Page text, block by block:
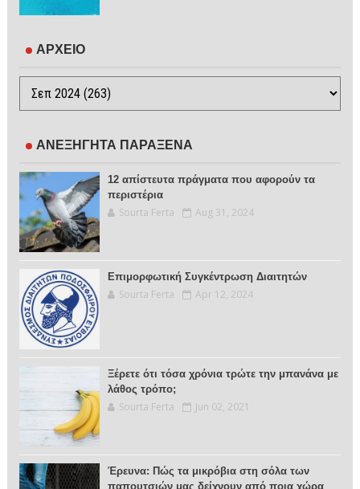
ΑΡΧΕΙΟ
ΑΝΕΞΗΓΗΤΑ ΠΑΡΑΞΕΝΑ
12 απίστευτα πράγματα που αφορούν τα
περιστέρια
Sourta Ferta Aug 31, 2024
Επιμορφωτική Συγκέντρωση Διαιτητών
Sourta Ferta Apr 12, 2024
Ξέρετε ότι τόσα χρόνια τρώτε την μπανάνα με
λάθος τρόπο;
Sourta Ferta Jun 02, 2021
Έρευνα: Πώς τα μικρόβια στη σόλα των
παπουτσιών μας δείχνουν από ποια χώρα